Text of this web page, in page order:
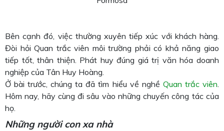
Bên cạnh đó, việc thường xuyên tiếp xúc với khách hàng.
Đòi hỏi Quan trắc viên môi trường phải có khả năng giao
tiếp tốt, thân thiện. Phát huy đúng giá trị văn hóa doanh
nghiệp của Tân Huy Hoàng.
Ở bài trước, chúng ta đã tìm hiểu về nghề Quan trắc viên.
Hôm nay, hãy cùng đi sâu vào những chuyến công tác của
họ.
Những người con xa nhà